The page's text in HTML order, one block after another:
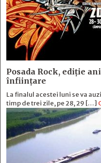
Posada Rock, ediţie
înfiinţare
La finalul acestei luni se va
timp de trei zile, pe 28, 29 […]